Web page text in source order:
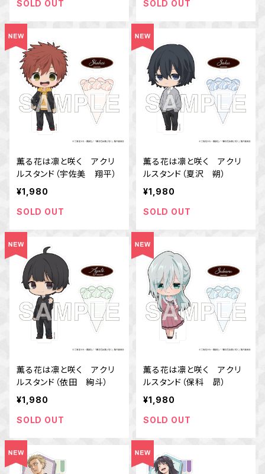
SOLD OUT SOLD OUT
薫る花は凛と咲く アクリ
ルスタンド（宇佐美 翔平）
¥1,980
SOLD OUT
薫る花は凛と咲く アクリ
ルスタンド（夏沢 朔）
¥1,980
SOLD OUT
薫る花は凛と咲く アクリ
ルスタンド（依田 絢斗）
¥1,980
SOLD OUT
薫る花は凛と咲く アクリ
ルスタンド（保科 昴）
¥1,980
SOLD OUT